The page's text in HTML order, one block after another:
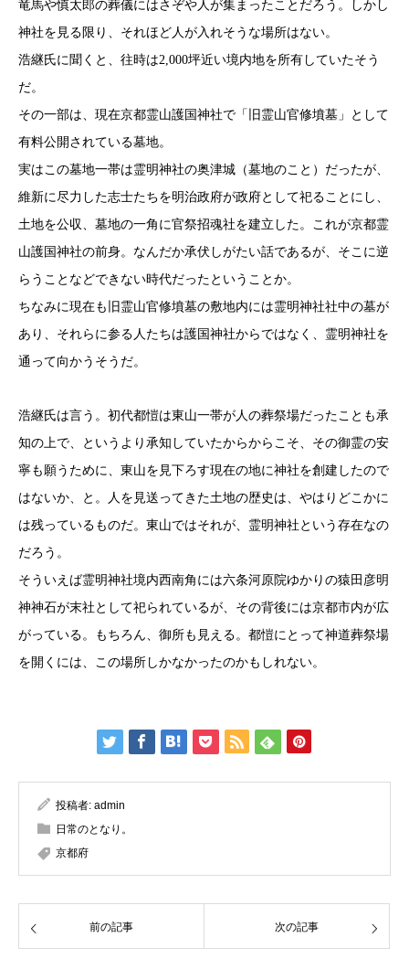
竜馬や慎太郎の葬儀にはさぞや人が集まったことだろう。しかし
神社を見る限り、それほど人が入れそうな場所はない。
浩継氏に聞くと、往時は2,000坪近い境内地を所有していたそう
だ。
その一部は、現在京都霊山護国神社で「旧霊山官修墳墓」として
有料公開されている墓地。
実はこの墓地一帯は霊明神社の奥津城（墓地のこと）だったが、
維新に尽力した志士たちを明治政府が政府として祀ることにし、
土地を公収、墓地の一角に官祭招魂社を建立した。これが京都霊
山護国神社の前身。なんだか承伏しがたい話であるが、そこに逆
らうことなどできない時代だったということか。
ちなみに現在も旧霊山官修墳墓の敷地内には霊明神社社中の墓が
あり、それらに参る人たちは護国神社からではなく、霊明神社を
通って向かうそうだ。
浩継氏は言う。初代都愷は東山一帯が人の葬祭場だったことも承
知の上で、というより承知していたからからこそ、その御霊の安
寧も願うために、東山を見下ろす現在の地に神社を創建したので
はないか、と。人を見送ってきた土地の歴史は、やはりどこかに
は残っているものだ。東山ではそれが、霊明神社という存在なの
だろう。
そういえば霊明神社境内西南角には六条河原院ゆかりの猿田彦明
神神石が末社として祀られているが、その背後には京都市内が広
がっている。もちろん、御所も見える。都愷にとって神道葬祭場
を開くには、この場所しかなかったのかもしれない。
投稿者: admin
日常のとなり。
京都府
前の記事 次の記事